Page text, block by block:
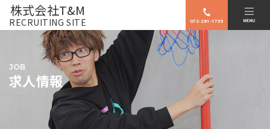
株式会社T&M
RECRUITING SITE 072-281-1755
JOB
求人情報